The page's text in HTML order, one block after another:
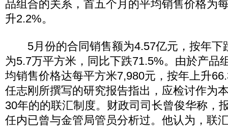
品组合的关系，首五个月的平均销售价格为
升2.2%。
5月份的合同销售额为4.57亿元，按年下
为5.7万平方米，同比下跌71.5%。由於产品
均销售价格达每平方米7,980元，按年上升
任志刚所撰写的研究报告指出，应检讨作为
30年的的联汇制度。财政司司长曾俊华称，
任内已曾与金管局管员分析过。他认为，联